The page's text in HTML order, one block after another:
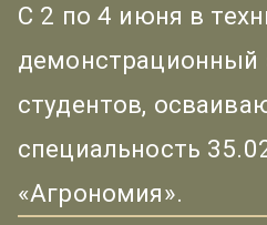
С 2 по 4 июня в
демонстрационный
студентов,
специальность
«Агрономия».